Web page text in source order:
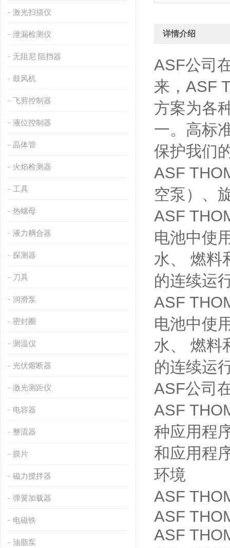
激光扫描仪
泄漏检测仪
无阻尼 阻挡器
鼓风机
飞剪控制器
液位控制器
晶体管
火焰检测器
工具
热螺母
液力耦合器
探测器
刀具
润滑泵
密封圈
测温仪
光伏熔断器
激光测距仪
电容器
整流器
膜片
磁力搅拌器
弹簧加载器
电磁铁
油脂泵
详情介绍
ASF公司
来，ASF
方案为各
一。高标
保护我们
ASF
空泵）、
ASF
电池中使
水、 燃料
的连续运
ASF
电池中使
水、 燃料
的连续运
ASF公司
ASF
种应用程
和应用程
环境
ASF
ASF
ASF